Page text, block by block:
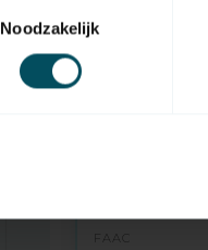
Noodzakelijk
FAAC